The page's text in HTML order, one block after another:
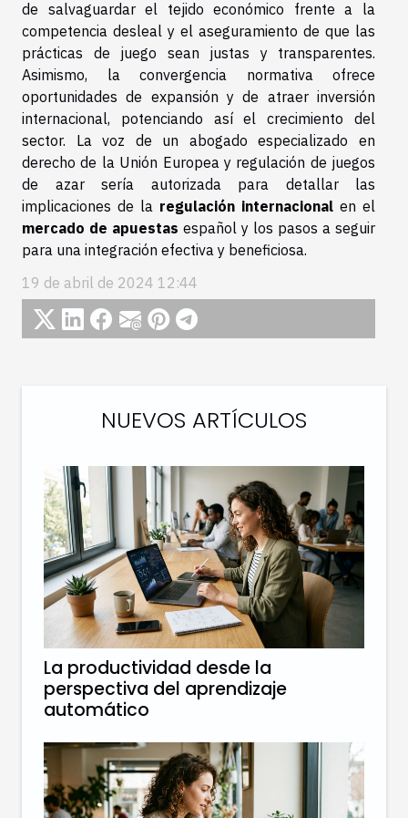
de salvaguardar el tejido económico frente a la
competencia desleal y el aseguramiento de que las
prácticas de juego sean justas y transparentes.
Asimismo, la convergencia normativa ofrece
oportunidades de expansión y de atraer inversión
internacional, potenciando así el crecimiento del
sector. La voz de un abogado especializado en
derecho de la Unión Europea y regulación de juegos
de azar sería autorizada para detallar las
implicaciones de la regulación internacional en el
mercado de apuestas español y los pasos a seguir
para una integración efectiva y beneficiosa.
19 de abril de 2024 12:44
NUEVOS ARTÍCULOS
La productividad desde la
perspectiva del aprendizaje
automático